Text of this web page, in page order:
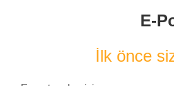
E-
İlk önce